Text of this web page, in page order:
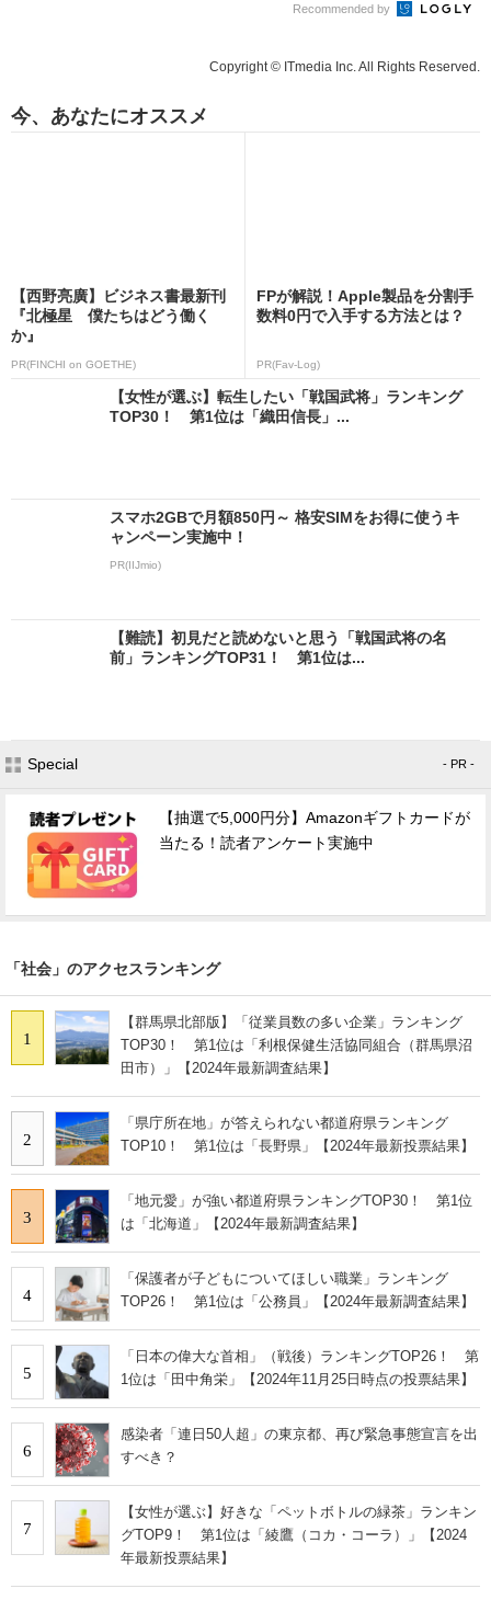
Recommended by
Copyright © ITmedia Inc. All Rights Reserved.
今、あなたにオススメ
【西野亮廣】ビジネス書最新刊
『北極星 僕たちはどう働く
か』
PR(FINCHI on GOETHE)
FPが解説！Apple製品を分割手
数料0円で入手する方法とは？
PR(Fav-Log)
【女性が選ぶ】転生したい「戦国武将」ランキング
TOP30！ 第1位は「織田信長」...
スマホ2GBで月額850円～ 格安SIMをお得に使うキ
ャンペーン実施中！
PR(IIJmio)
【難読】初見だと読めないと思う「戦国武将の名
前」ランキングTOP31！ 第1位は...
Special - PR -
【抽選で5,000円分】Amazonギフトカードが
当たる！読者アンケート実施中
「社会」のアクセスランキング
1
【群馬県北部版】「従業員数の多い企業」ランキング
TOP30！ 第1位は「利根保健生活協同組合（群馬県沼
田市）」【2024年最新調査結果】
2
「県庁所在地」が答えられない都道府県ランキング
TOP10！ 第1位は「長野県」【2024年最新投票結果】
3
「地元愛」が強い都道府県ランキングTOP30！ 第1位
は「北海道」【2024年最新調査結果】
4
「保護者が子どもについてほしい職業」ランキング
TOP26！ 第1位は「公務員」【2024年最新調査結果】
5
「日本の偉大な首相」（戦後）ランキングTOP26！ 第
1位は「田中角栄」【2024年11月25日時点の投票結果】
6
感染者「連日50人超」の東京都、再び緊急事態宣言を出
すべき？
7
【女性が選ぶ】好きな「ペットボトルの緑茶」ランキン
グTOP9！ 第1位は「綾鷹（コカ・コーラ）」【2024
年最新投票結果】